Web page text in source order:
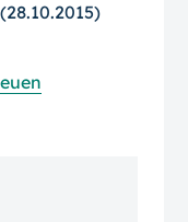
(28.10.2015)